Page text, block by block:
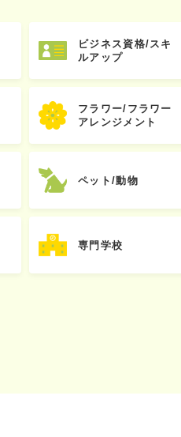
ビジネス資格/スキ
ルアップ
フラワー/フラワー
アレンジメント
ペット/動物
専門学校